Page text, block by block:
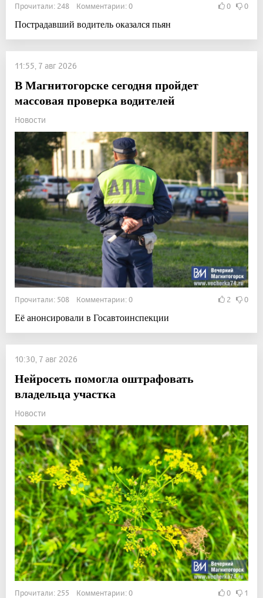
Прочитали: 248 Комментарии: 0 0 0
Пострадавший водитель оказался пьян
11:55, 7 авг 2026
В Магнитогорске сегодня пройдет
массовая проверка водителей
Новости
Прочитали: 508 Комментарии: 0 2 0
Её анонсировали в Госавтоинспекции
10:30, 7 авг 2026
Нейросеть помогла оштрафовать
владельца участка
Новости
Прочитали: 255 Комментарии: 0 0 1